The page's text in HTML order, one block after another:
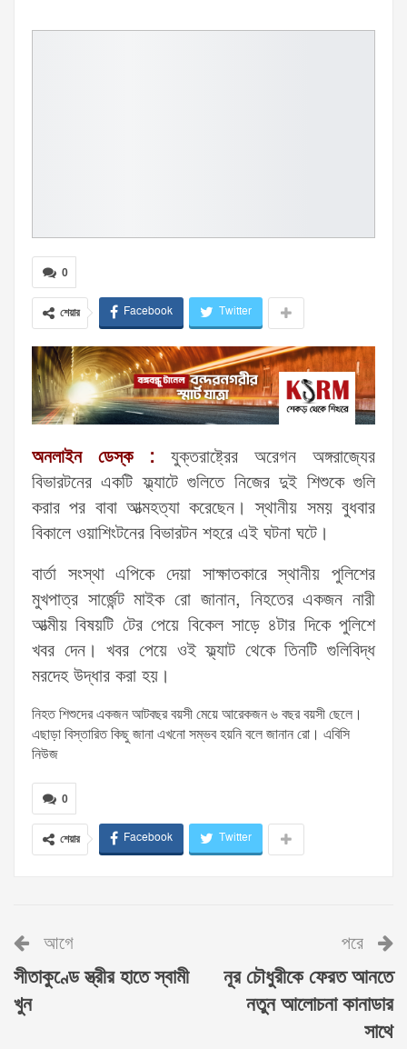
0
শেয়ার Facebook Twitter
অনলাইন ডেস্ক : যুক্তরাষ্ট্রের অরেগন অঙ্গরাজ্যের
বিভারটনের একটি ফ্ল্যাটে গুলিতে নিজের দুই শিশুকে গুলি
করার পর বাবা আত্মহত্যা করেছেন। স্থানীয় সময় বুধবার
বিকালে ওয়াশিংটনের বিভারটন শহরে এই ঘটনা ঘটে।
বার্তা সংস্থা এপিকে দেয়া সাক্ষাতকারে স্থানীয় পুলিশের
মুখপাত্র সার্জেন্ট মাইক রো জানান, নিহতের একজন নারী
আত্মীয় বিষয়টি টের পেয়ে বিকেল সাড়ে ৪টার দিকে পুলিশে
খবর দেন। খবর পেয়ে ওই ফ্ল্যাট থেকে তিনটি গুলিবিদ্ধ
মরদেহ উদ্ধার করা হয়।
নিহত শিশুদের একজন আটবছর বয়সী মেয়ে আরেকজন ৬ বছর বয়সী ছেলে।
এছাড়া বিস্তারিত কিছু জানা এখনো সম্ভব হয়নি বলে জানান রো। এবিসি
নিউজ
0
শেয়ার Facebook Twitter
আগে
সীতাকুণ্ডে স্ত্রীর হাতে স্বামী
খুন
পরে
নূর চৌধুরীকে ফেরত আনতে
নতুন আলোচনা কানাডার
সাথে